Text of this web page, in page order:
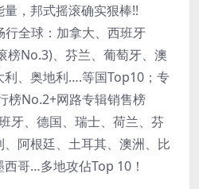
，邦式摇滚确实狠棒!!
行全球：加拿大、西班牙
榜No.3)、芬兰、葡萄牙、澳
利、奥地利….等国Top10；专
榜No.2+网路专辑销售榜
牙、德国、瑞士、荷兰、芬
阿根廷、土耳其、澳洲、比
哥…多地攻佔Top 10！